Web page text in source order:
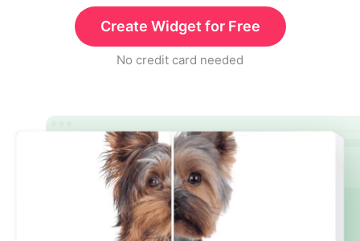
Create Widget for Free
No credit card needed